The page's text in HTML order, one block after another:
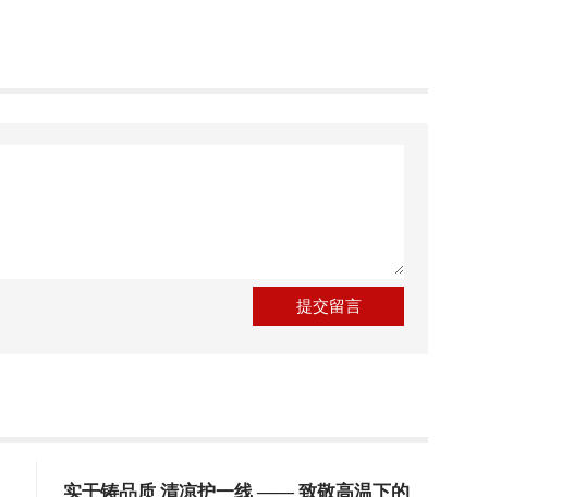
实干铸品质 清凉护一线 —— 致敬高温下的